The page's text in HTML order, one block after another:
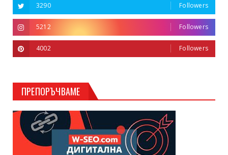
3290 Followers
5212 Followers
4002 Followers
ПРЕПОРЪЧВАМЕ